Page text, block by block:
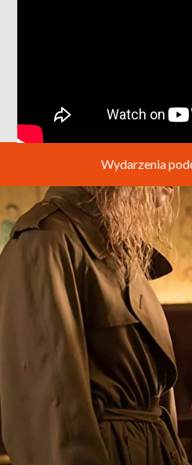
Wydarzenia